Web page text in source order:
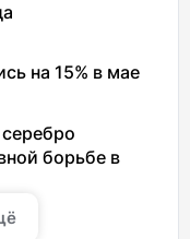
на 15% в мае
борьбе в